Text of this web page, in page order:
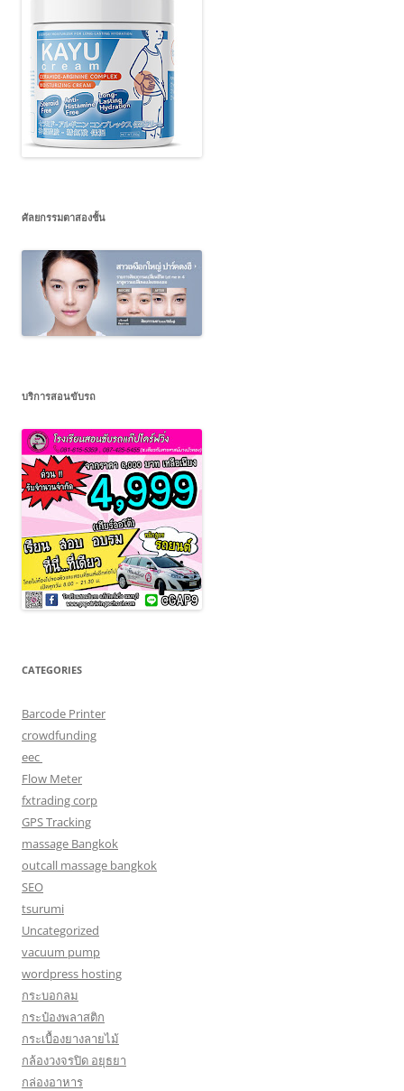
ศัลยกรรมตาสองชั้น
บริการสอนขับรถ
CATEGORIES
Barcode Printer
crowdfunding
eec
Flow Meter
fxtrading corp
GPS Tracking
massage Bangkok
outcall massage bangkok
SEO
tsurumi
Uncategorized
vacuum pump
wordpress hosting
กระบอกลม
กระป๋องพลาสติก
กระเบื้องยางลายไม้
กล้องวงจรปิด อยุธยา
กล่องอาหาร